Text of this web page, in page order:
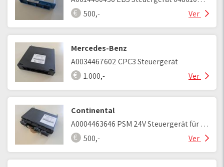
500,-
Ver
Mercedes-Benz
A0034467602 CPC3 Steuergerät
1.000,-
Ver
Continental
A0004463646 PSM 24V Steuergerät für MB Actros MP4
500,-
Ver